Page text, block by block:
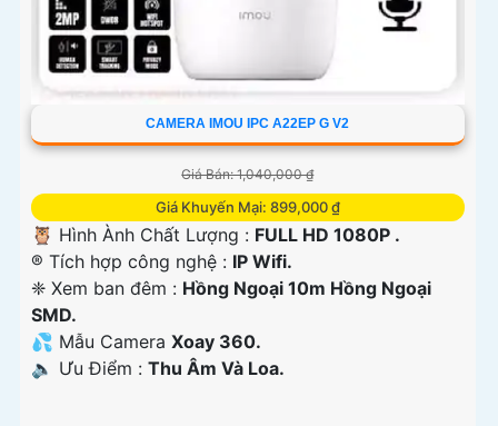
CAMERA IMOU IPC A22EP G V2
Giá Bán: 1,040,000 ₫
Giá Khuyến Mại: 899,000 ₫
🦉 Hình Ành Chất Lượng : FULL HD 1080P .
®️ Tích hợp công nghệ : IP Wifi.
❈ Xem ban đêm : Hồng Ngoại 10m Hồng Ngoại
SMD.
💦 Mẫu Camera Xoay 360.
️🔈 Ưu Điểm : Thu Âm Và Loa.